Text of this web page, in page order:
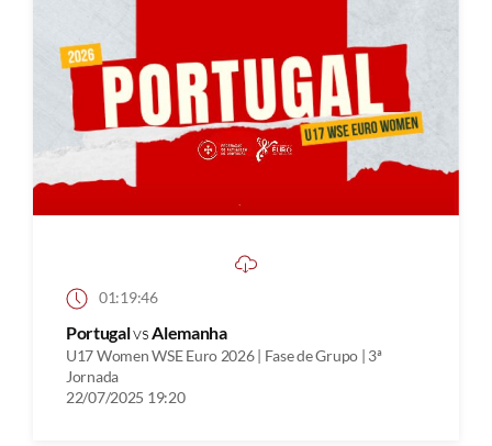
01:19:46
PortugalvsAlemanha
U17 Women WSE Euro 2026 | Fase de Grupo | 3ª
Jornada
22/07/2025 19:20